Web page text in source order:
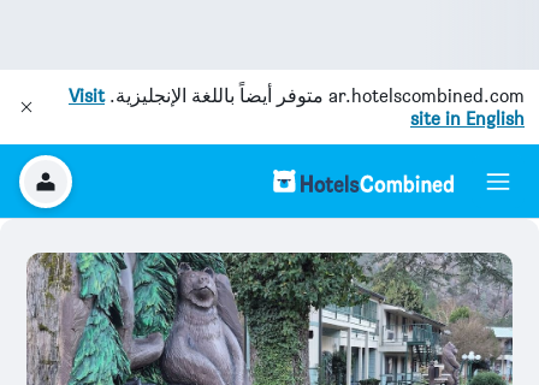
ar.hotelscombined.com متوفر أيضاً باللغة الإنجليزية.Visit
site in English